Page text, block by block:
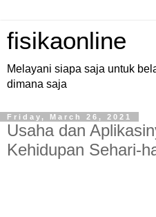
fisikaonline
Melayani siapa saja untuk
dimana saja
Friday, March 26, 2021
Usaha dan
Kehidupan Sehari-